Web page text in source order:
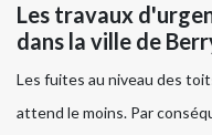
Les travaux
dans la ville de
Les fuites au niveau des
attend le moins. Par